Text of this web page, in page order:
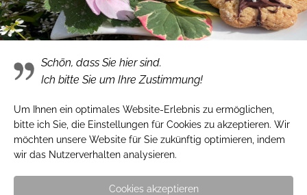
Adresse
Gärtnerei Hinze e.K.
Inh. Stefan Kaben
23554 Lübeck
Kontakt
Schön, dass Sie hier sind.
Ich bitte Sie um Ihre Zustimmung!
Um Ihnen ein optimales Website-Erlebnis zu ermöglichen,
bitte ich Sie, die Einstellungen für Cookies zu akzeptieren. Wir
möchten unsere Website für Sie zukünftig optimieren, indem
wir das Nutzerverhalten analysieren.
Cookies akzeptieren